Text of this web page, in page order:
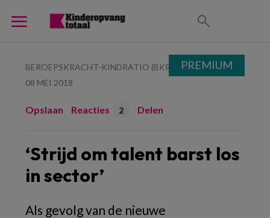
BEROEPSKRACHT-KINDRATIO (BKR)
08 MEI 2018
Opslaan Reacties 2 Delen
‘Strijd om talent barst los
in sector’
Als gevolg van de nieuwe
PREMIUM